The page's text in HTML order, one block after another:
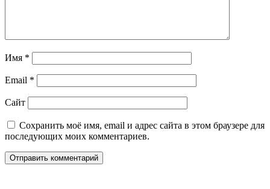
Имя *
Email *
Сайт
Сохранить моё имя, email и адрес сайта в этом браузере для
последующих моих комментариев.